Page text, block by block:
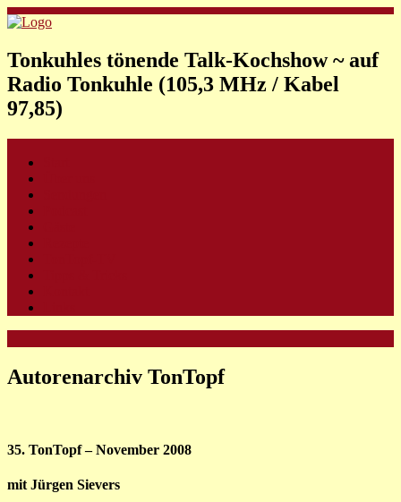
Tonkuhles tönende Talk-Kochshow ~ auf
Radio Tonkuhle (105,3 MHz / Kabel
97,85)
Autorenarchiv TonTopf
35. TonTopf – November 2008
mit Jürgen Sievers